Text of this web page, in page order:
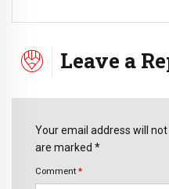
Leave a
Your email address will
are marked *
Comment *